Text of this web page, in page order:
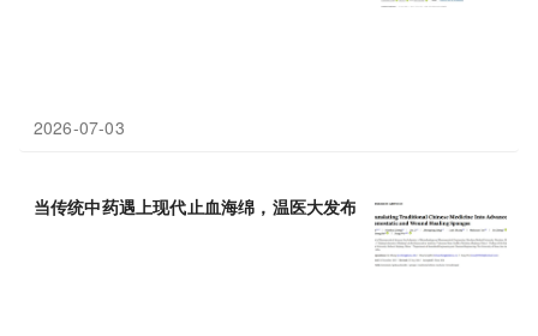
2026-07-03
当传统中药遇上现代止血海绵，温医大发布“中药止血天团”：黄芪